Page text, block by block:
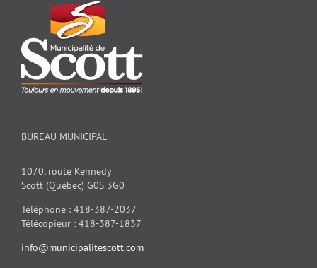
BUREAU MUNICIPAL
1070, route Kennedy
Scott (Québec) G0S 3G0
Téléphone : 418-387-2037
Télécopieur : 418-387-1837
info@municipalitescott.com